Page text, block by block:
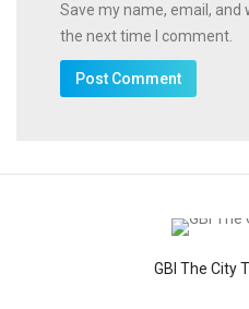
Save my name, email,
the next time I comment.
GBI The City